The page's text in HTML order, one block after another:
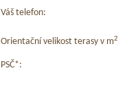
Váš telefon:
Orientační velikost terasy v m2
PSČ*: